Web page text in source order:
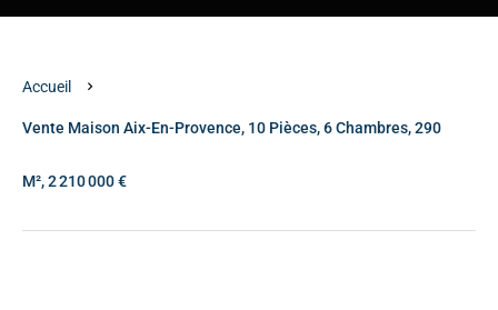
Accueil
Vente Maison Aix-En-Provence, 10 Pièces, 6 Chambres, 290
M², 2 210 000 €